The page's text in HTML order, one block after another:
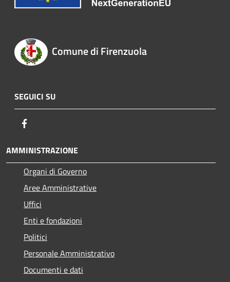
Comune di Firenzuola
SEGUICI SU
AMMINISTRAZIONE
Organi di Governo
Aree Amministrative
Uffici
Enti e fondazioni
Politici
Personale Amministrativo
Documenti e dati